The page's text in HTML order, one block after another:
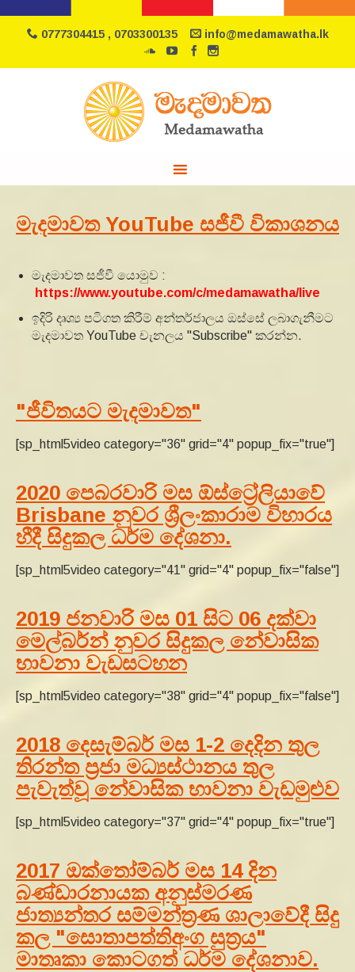
0777304415 , 0703300135 info@medamawatha.lk
මැදමාවත YouTube සජීවී විකාශනය
මැදමාවත සජීවී යොමුව :
https://www.youtube.com/c/medamawatha/live
ඉදිරි දෘශ්‍ය පටිගත කිරීම් අන්තර්ජාලය ඔස්සේ ලබාගැනීමට
මැදමාවත YouTube චැනලය "Subscribe" කරන්න.
"ජීවිතයට මැදමාවත"
[sp_html5video category="36" grid="4" popup_fix="true"]
2020 පෙබරවාරි මස ඕස්ට්‍රේලියාවේ
Brisbane නුවර ශ්‍රීලංකාරාම විහාරය
හීදී සිදුකල ධර්ම දේශනා.
[sp_html5video category="41" grid="4" popup_fix="false"]
2019 ජනවාරි මස 01 සිට 06 දක්වා
මෙල්බර්න් නුවර සිදුකල නේවාසික
භාවනා වැඩසටහන
[sp_html5video category="38" grid="4" popup_fix="false"]
2018 දෙසැම්බර් මස 1-2 දෙදින තුල
තිරන්ත ප්‍රජා මධ්‍යස්ථානය තුල
පැවැත්වූ නේවාසික භාවනා වැඩමුළුව
[sp_html5video category="37" grid="4" popup_fix="true"]
2017 ඔක්තෝම්බර් මස 14 දින
බණ්‌ඩාරනායක අනුස්‌මරණ
ජාත්‍යන්තර සම්මන්ත්‍රණ ශාලාවේදී සිදු
කල "සොතාපත්තිඅංග සුත්‍රය"
මාතෘකා කොටගත් ධර්ම දේශනාව.